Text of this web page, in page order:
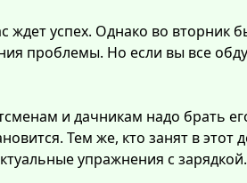
ждет успех. Однако во вторник
проблемы. Но если вы все
и дачникам надо брать
Тем же, кто занят в этот
упражнения с зарядкой.